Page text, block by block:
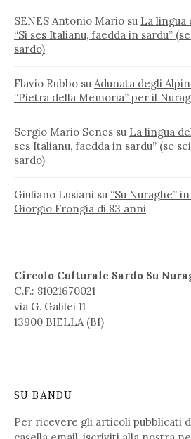
SENES Antonio Mario su La lingua
“Si ses Italianu, faedda in sardu”
sardo)
Flavio Rubbo su Adunata degli
“Pietra della Memoria” per il
Sergio Mario Senes su La lingua
ses Italianu, faedda in sardu” (se
sardo)
Giuliano Lusiani su “Su Nuraghe”
Giorgio Frongia di 83 anni
Circolo Culturale Sardo Su
C.F.: 81021670021
via G. Galilei 11
13900 BIELLA (BI)
SU BANDU
Per ricevere gli articoli pubblicati